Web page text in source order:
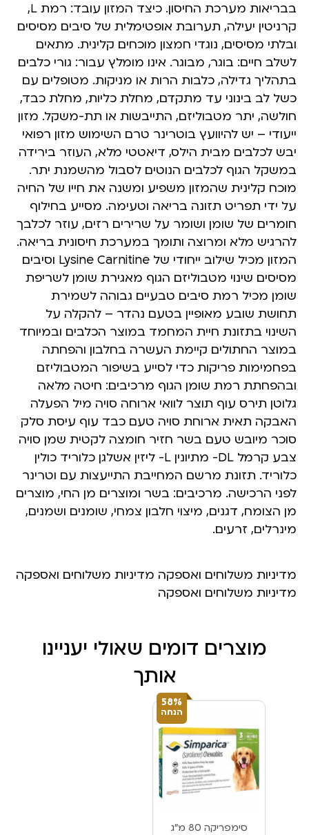
בבריאות מערכת החיסון. כיצד המזון עובד: רמת L,
קרניטין יעילה, תערובת אופטימלית של סיבים מסיסים
ובלתי מסיסים, נוגדי חמצון מוכחים קלינית. מתאים
לשלב חיים: בוגר, מבוגר. אינו מומלץ עבור: גורי כלבים
בתהליך גדילה, כלבות הרות או מניקות. מטופלים עם
כשל לב בינוני עד מתקדם, מחלת כליות, מחלת כבד,
חולשה, יתר מטבוליזם, התייבשות או תת-משקל. מזון
ייעודי – יש להיוועץ בוטרינר טרם השימוש מזון רפואי
יבש לכלבים מבית הילס, דיאטטי מלא, העוזר בירידה
במשקל הגוף לכלבים הנוטים לסבול מהשמנת יתר.
מוכח קלינית שהמזון משפיע ומשנה את חייו של החיה
על ידי תפריט תזונה בריאה וטעימה. מסייע בחילוף
חומרים של שומן ושומר על שרירים רזים, עוזר לכלבך
להרגיש מלא ומרוצה ותומך במערכת חיסונית בריאה.
המזון מכיל שילוב ייחודי של Lysine Carnitine וסיבים
מסיסים שינוי מטבוליזם הגוף מאגירת שומן לשריפת
שומן מכיל רמת סיבים טבעיים גבוהה לשמירת
תחושת שובע מאופיין בטעם נהדר – להקלה על
השינוי בתזונת חיית המחמד במוצר הכלבים ובמיוחד
במוצר החתולים קיימת העשרה בחלבון והפחתה
בפחמימות פריקות כדי לסייע בשיפור המטבוליזם
ובהפחתת רמת שומן הגוף מרכיבים: חיטה מלאה
גלוטן תירס עוף תוצר לוואי ארוחה סויה מיל הפעלה
האבקה תאית ארוחת סויה טעם כבד עוף עיסת סלק
סוכר מיובש טעם בשר חזיר חומצה לקטית שמן סויה
צבע קרמל DL- מתיונין L- ליזין אשלגן כלוריד כולין
כלוריד. תזונת מרשם המחייבת התייעצות עם וטרינר
לפני הרכישה. מרכיבים: בשר ומוצרים מן החי, מוצרים
מן הצומח, דגנים, מיצוי חלבון צמחי, שומנים ושמנים,
מינרלים, זרעים.
מדיניות משלוחים ואספקה מדיניות משלוחים ואספקה
מדיניות משלוחים ואספקה
מוצרים דומים שאולי יעניינו
אותך
58%
הנחה
סימפריקה 80 מ”ג